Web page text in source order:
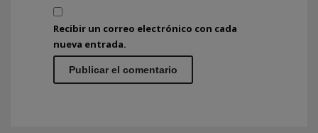
Recibir un correo electrónico con cada
nueva entrada.